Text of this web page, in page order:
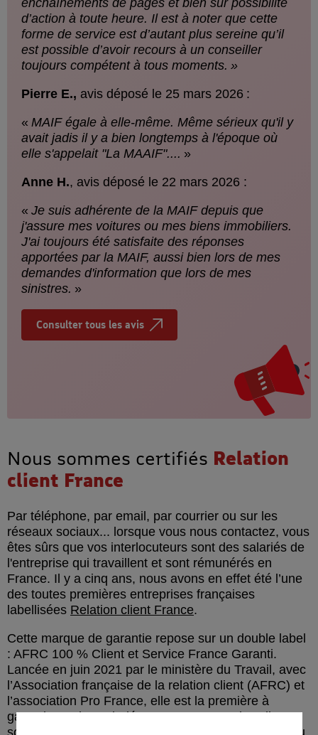
d’action à toute heure. Il est à noter que cette
forme de service est d’autant plus sereine qu’il
est possible d’avoir recours à un conseiller
toujours compétent à tous moments. »
Pierre E., avis déposé le 25 mars 2026 :
« MAIF égale à elle-même. Même sérieux qu'il y
avait jadis il y a bien longtemps à l'époque où
elle s'appelait "La MAAIF".... »
Anne H., avis déposé le 22 mars 2026 :
« Je suis adhérente de la MAIF depuis que
j'assure mes voitures ou mes biens immobiliers.
J'ai toujours été satisfaite des réponses
apportées par la MAIF, aussi bien lors de mes
demandes d'information que lors de mes
sinistres. »
Consulter tous les avis
Nous sommes certifiés Relation
client France
Par téléphone, par email, par courrier ou sur les
réseaux sociaux... lorsque vous nous contactez, vous
êtes sûrs que vos interlocuteurs sont des salariés de
l'entreprise qui travaillent et sont rémunérés en
France. Il y a cinq ans, nous avons en effet été l’une
des toutes premières entreprises françaises
labellisées Relation client France.
Cette marque de garantie repose sur un double label
: AFRC 100 % Client et Service France Garanti.
Lancée en juin 2021 par le ministère du Travail, avec
l’Association française de la relation client (AFRC) et
l’association Pro France, elle est la première à
garantir que les salariés en contact avec les clients
sont embauchés en France et bénéficient du droit du